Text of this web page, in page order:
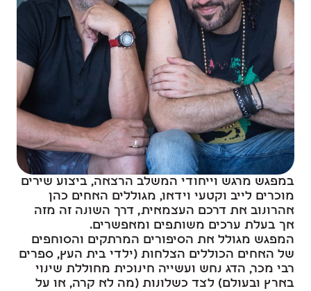
במפגש מרגש וייחודי המשלב הרצאה, ביצוע שירים
מוכרים לייב וקטעי וידאו, מגוללים האחים כהן
אהרונוב את דרכם העצמאית, דרך השונה זה מזה
אך בעלת ערכים משותפים ומאפשרים.
המפגש מגולל את הסיפורים המרתקים והסוחפים
של האחים הכוללים הצלחות (ילדי בית העץ, ספרים
רבי מכר, הדג נחש ועשייה חינוכית מחוללת שינוי
בארץ ובעולם) לצד כשלונות (מה לא קרה, או על